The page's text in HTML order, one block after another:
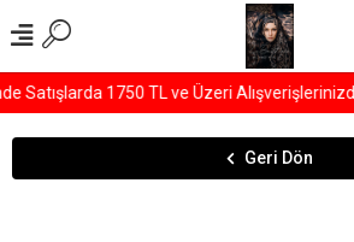
Satışlarda 1750 TL ve Üzeri
Geri Dön